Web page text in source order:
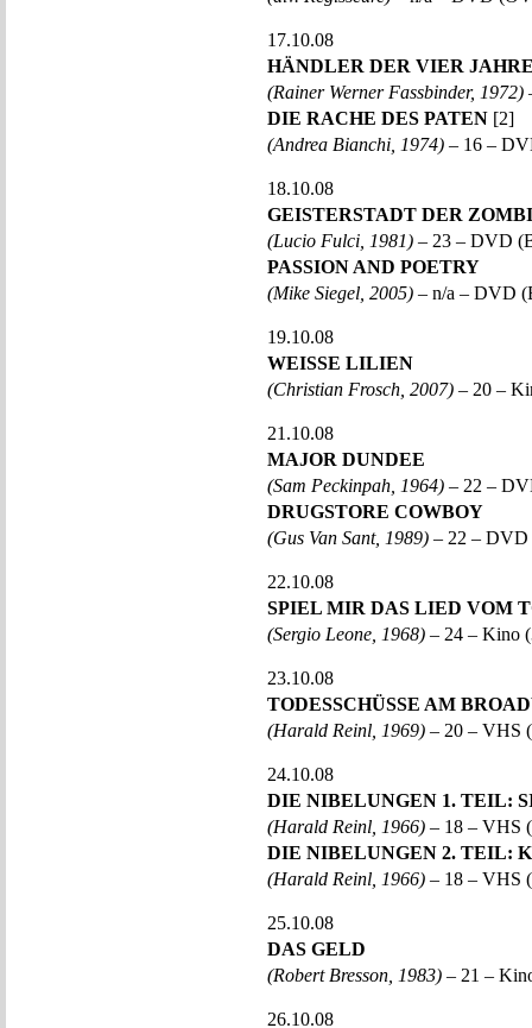
17.10.08
HÄNDLER DER VIER
(Rainer Werner Fassbinder, 1972)
DIE RACHE DES PATEN [2]
(Andrea Bianchi, 1974) – 16 –
18.10.08
GEISTERSTADT DER
(Lucio Fulci, 1981) – 23 – DVD
PASSION AND POETRY
(Mike Siegel, 2005) – n/a – DVD
19.10.08
WEISSE LILIEN
(Christian Frosch, 2007) – 20 –
21.10.08
MAJOR DUNDEE
(Sam Peckinpah, 1964) – 22 –
DRUGSTORE COWBOY
(Gus Van Sant, 1989) – 22 – DVD
22.10.08
SPIEL MIR DAS LIED VOM
(Sergio Leone, 1968) – 24 – Kino
23.10.08
TODESSCHÜSSE AM
(Harald Reinl, 1969) – 20 – VHS
24.10.08
DIE NIBELUNGEN 1. TEIL:
(Harald Reinl, 1966) – 18 – VHS
DIE NIBELUNGEN 2. TEIL:
(Harald Reinl, 1966) – 18 – VHS
25.10.08
DAS GELD
(Robert Bresson, 1983) – 21 –
26.10.08